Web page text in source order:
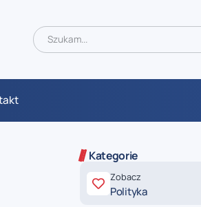
Kategorie
Zobacz
Polityka